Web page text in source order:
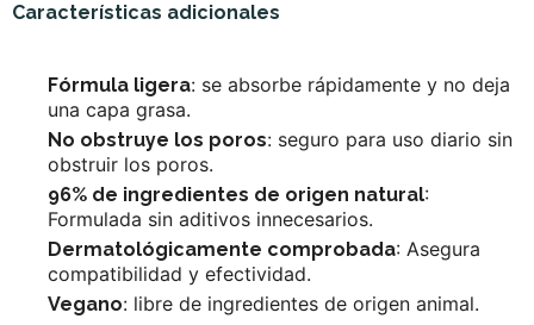
Características adicionales
Fórmula ligera: se absorbe rápidamente y no deja
una capa grasa.
No obstruye los poros: seguro para uso diario sin
obstruir los poros.
96% de ingredientes de origen natural:
Formulada sin aditivos innecesarios.
Dermatológicamente comprobada: Asegura
compatibilidad y efectividad.
Vegano: libre de ingredientes de origen animal.